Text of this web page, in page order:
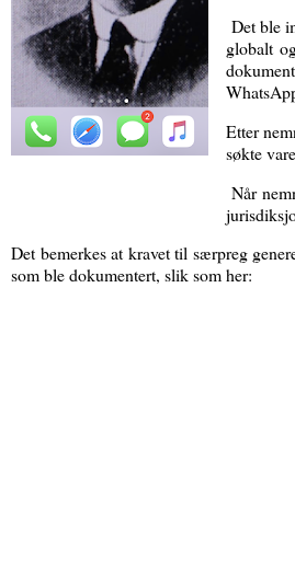
Det ble
globalt
Etter
søkte
Når
Det bemerkes at kravet til særpreg
som ble dokumentert, slik som her: